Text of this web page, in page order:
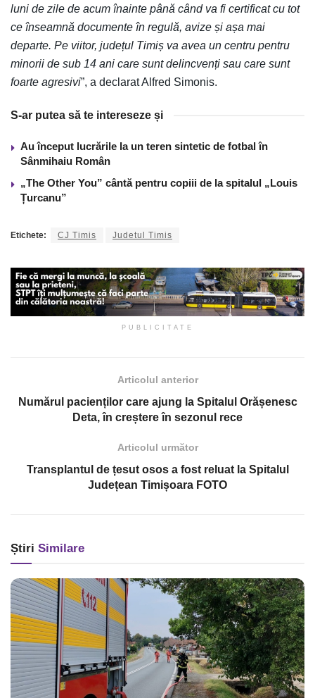
luni de zile de acum înainte până când va fi certificat cu tot
ce înseamnă documente în regulă, avize și așa mai
departe. Pe viitor, județul Timiș va avea un centru pentru
minorii de sub 14 ani care sunt delincvenți sau care sunt
foarte agresivi”, a declarat Alfred Simonis.
S-ar putea să te intereseze și
Au început lucrările la un teren sintetic de fotbal în
Sânmihaiu Român
„The Other You” cântă pentru copiii de la spitalul „Louis
Țurcanu”
Etichete: CJ Timis Judetul Timis
PUBLICITATE
Articolul anterior
Numărul pacienților care ajung la Spitalul Orășenesc
Deta, în creștere în sezonul rece
Articolul următor
Transplantul de țesut osos a fost reluat la Spitalul
Județean Timișoara FOTO
Știri Similare